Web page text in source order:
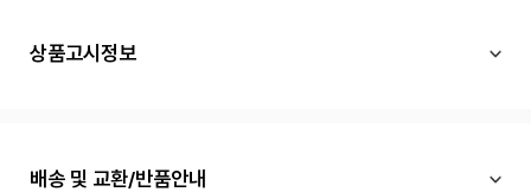
상품고시정보
배송 및 교환/반품안내